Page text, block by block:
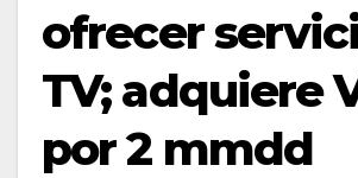
ofrecer
TV; adquiere
por 2 mmdd